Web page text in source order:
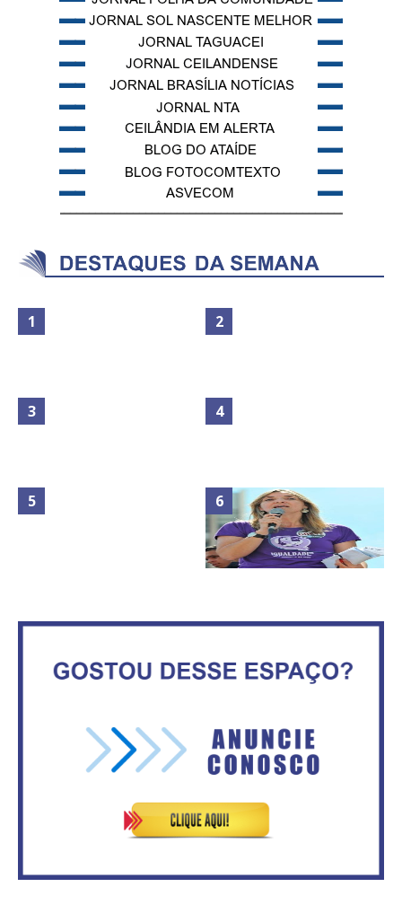
No Brasil do golpe, 61,5 mi de
consumidores estão
inadimplentes
Circulação de ar no túnel será
fazendo o dever de casa, disse
Bolsonaro sobre Previdência
o GDF, quer unir Esquerda e
empolga militância do PT